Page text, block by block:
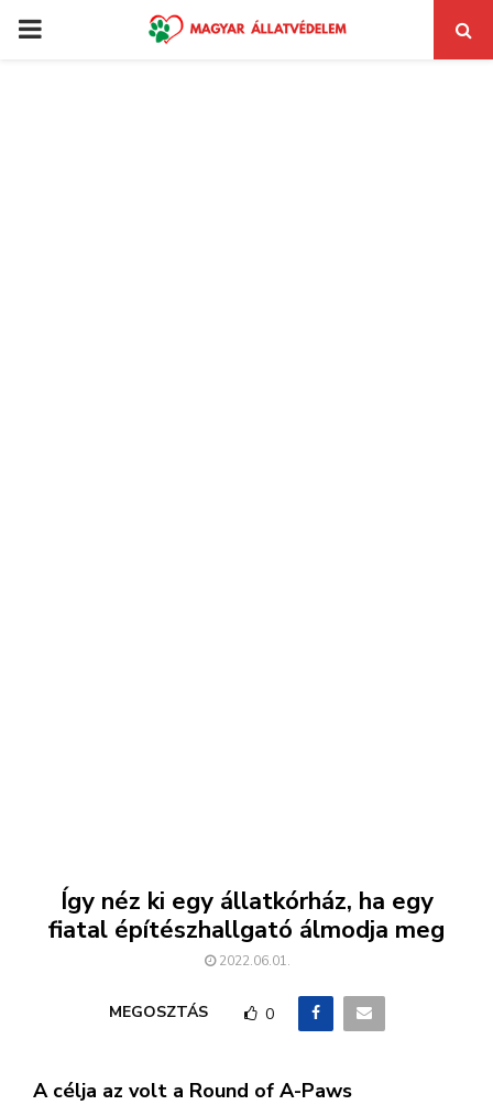
PRIMARY
Így néz ki egy állatkórház, ha egy
fiatal építészhallgató álmodja meg
2022.06.01.
MEGOSZTÁS 0
A célja az volt a Round of A-Paws